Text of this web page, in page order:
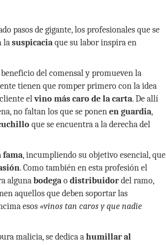
pasos de gigante, los profesionales que se
lasuspicaciaque su labor inspira en
del comensal y promueven la
tienen que romper primero con la idea
cliente elvino más caro de la carta. De allí
no faltan los que se ponenen guardia,
que se encuentra a la derecha del
fama, incumpliendo su objetivo esencial, que
. Como también en esta profesión el
algunabodegaodistribuidordel ramo,
aquellos que deben soportar las
esos «vinos tan caros y que nadie
malicia, se dedica ahumillar al